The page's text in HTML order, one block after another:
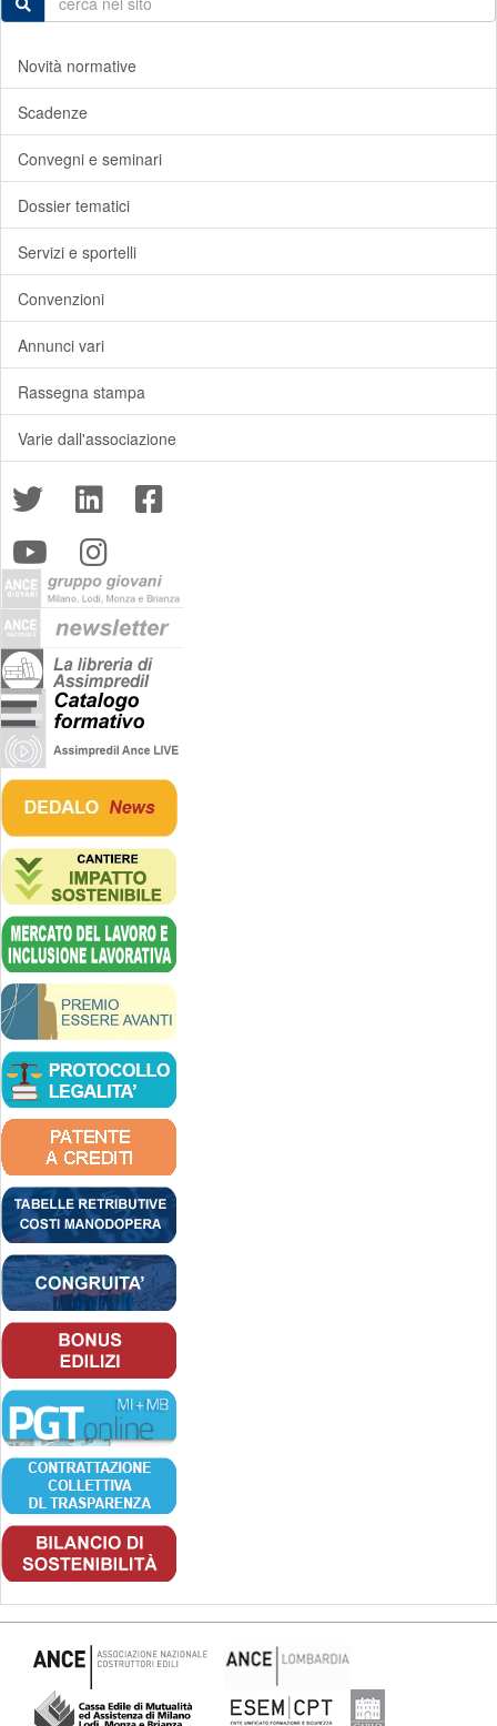
Novità normative
Scadenze
Convegni e seminari
Dossier tematici
Servizi e sportelli
Convenzioni
Annunci vari
Rassegna stampa
Varie dall'associazione